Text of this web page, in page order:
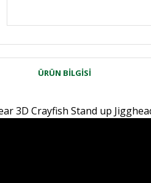
ÜRÜN BILGISI
3D Crayfish Stand up